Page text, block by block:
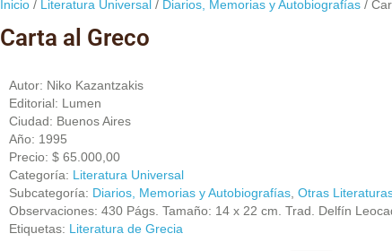
Inicio/ Literatura Universal/ Diarios, Memorias y Autobiografías/
Carta al Greco
Autor: Niko Kazantzakis
Editorial: Lumen
Ciudad: Buenos Aires
Año: 1995
Precio: $65.000,00
Categoría: Literatura Universal
Subcategoría: Diarios, Memorias y Autobiografías, Otras
Observaciones: 430 Págs. Tamaño: 14 x 22 cm. Trad. Delfín
Etiquetas: Literatura de Grecia